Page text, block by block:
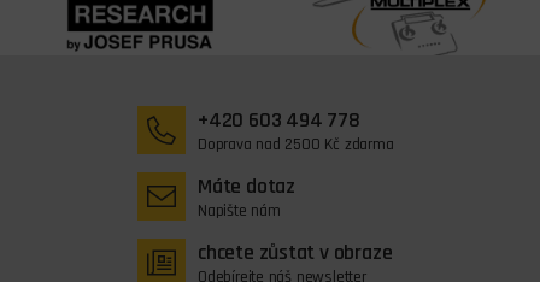
+420 603 494 778
Doprava nad 2500 Kč zdarma
Máte dotaz
Napište nám
chcete zůstat v obraze
Odebírejte náš newsletter